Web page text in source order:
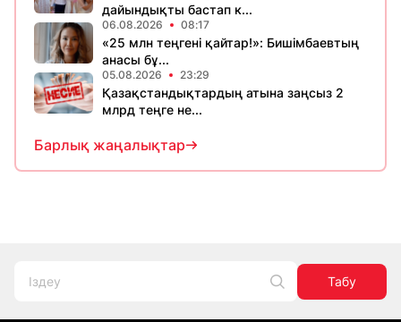
дайындықты бастап к...
06.08.2026 08:17
«25 млн теңгені қайтар!»: Бишімбаевтың
анасы бұ...
05.08.2026 23:29
Қазақстандықтардың атына заңсыз 2
млрд теңге не...
Барлық жаңалықтар
Табу